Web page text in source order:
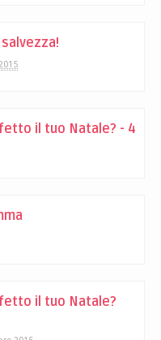
il tuo Natale? - 4
il tuo Natale?